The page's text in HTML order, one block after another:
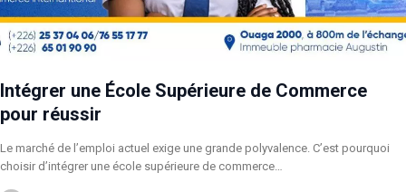
Intégrer une École Supérieure de Commerce
pour réussir
Le marché de l’emploi actuel exige une grande polyvalence. C’est pourquoi
choisir d’intégrer une école supérieure de commerce…